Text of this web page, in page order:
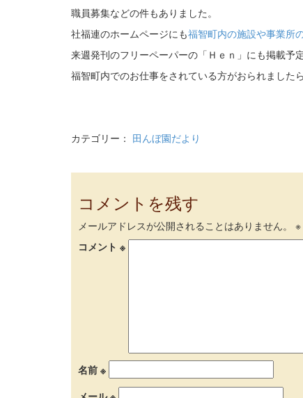
職員募集などの件もありました。
社福連のホームページにも福智町内の施設や事業所
来週発刊のフリーペーパーの「Ｈｅｎ」にも掲載予
福智町内でのお仕事をされている方がおられました
カテゴリー： 田んぼ園だより
コメントを残す
メールアドレスが公開されることはありません。 ※
コメント ※
名前 ※